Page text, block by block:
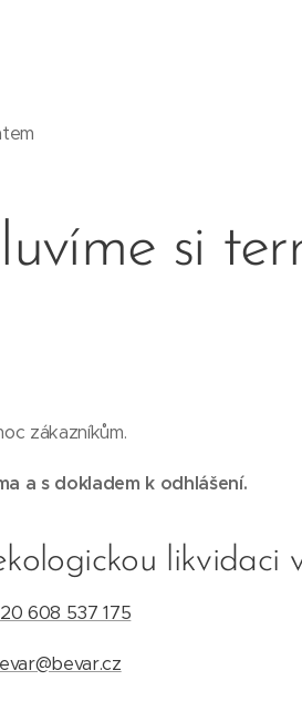
si
zákazníkům.
a s dokladem k odhlášení.
likvidaci
608 537 175